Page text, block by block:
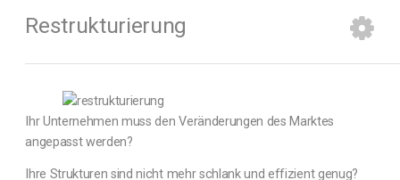
Restrukturierung
Ihr Unternehmen muss den Veränderungen des Marktes
angepasst werden?
Ihre Strukturen sind nicht mehr schlank und effizient genug?